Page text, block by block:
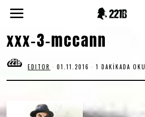
xxx-3-mccann
EDITOR 01.11.2016 1 DAKIKADA OKU